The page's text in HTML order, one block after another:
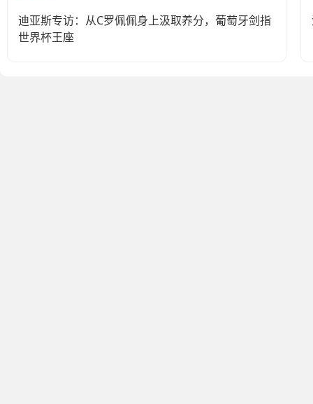
迪亚斯专访：从C罗佩佩身上汲取养分，葡萄牙剑指
世界杯王座